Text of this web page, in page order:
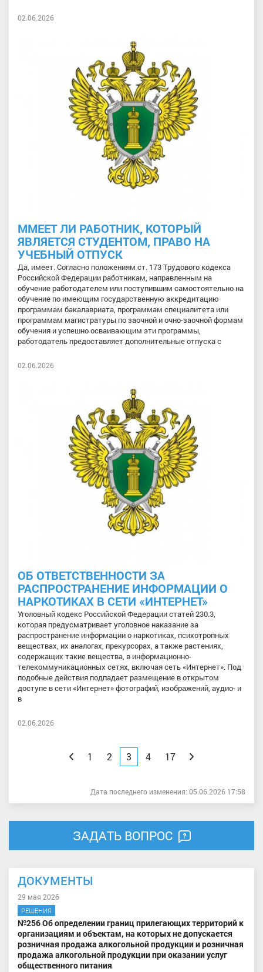
02.06.2026
ММЕЕТ ЛИ РАБОТНИК, КОТОРЫЙ
ЯВЛЯЕТСЯ СТУДЕНТОМ, ПРАВО НА
УЧЕБНЫЙ ОТПУСК
Да, имеет. Согласно положениям ст. 173 Трудового кодекса
Российской Федерации работникам, направленным на
обучение работодателем или поступившим самостоятельно на
обучение по имеющим государственную аккредитацию
программам бакалавриата, программам специалитета или
программам магистратуры по заочной и очно-заочной формам
обучения и успешно осваивающим эти программы,
работодатель предоставляет дополнительные отпуска с
02.06.2026
ОБ ОТВЕТСТВЕННОСТИ ЗА
РАСПРОСТРАНЕНИЕ ИНФОРМАЦИИ О
НАРКОТИКАХ В СЕТИ «ИНТЕРНЕТ»
Уголовный кодекс Российской Федерации статей 230.3,
которая предусматривает уголовное наказание за
распространение информации о наркотиках, психотропных
веществах, их аналогах, прекурсорах, а также растениях,
содержащих такие вещества, в информационно-
телекоммуникационных сетях, включая сеть «Интернет». Под
подобные действия подпадает размещение в открытом
доступе в сети «Интернет» фотографий, изображений, аудио- и
в
02.06.2026
Назад
1 2 3 4 17 Вперед
Дата последнего изменения: 05.06.2026 17:58
ЗАДАТЬ ВОПРОС
ДОКУМЕНТЫ
29 мая 2026
РЕШЕНИЯ
№256 Об определении границ прилегающих территорий к
организациям и объектам, на которых не допускается
розничная продажа алкогольной продукции и розничная
продажа алкогольной продукции при оказании услуг
общественного питания